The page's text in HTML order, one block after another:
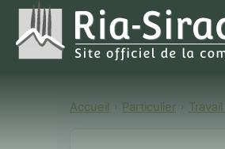
Accueil Particulier